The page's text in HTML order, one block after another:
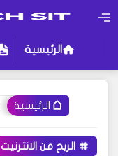
الرئيسية
الرئيسية
الربح من الانترنيت